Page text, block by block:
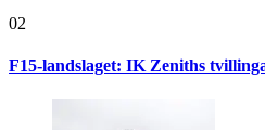
02
F15-landslaget: IK Zeniths